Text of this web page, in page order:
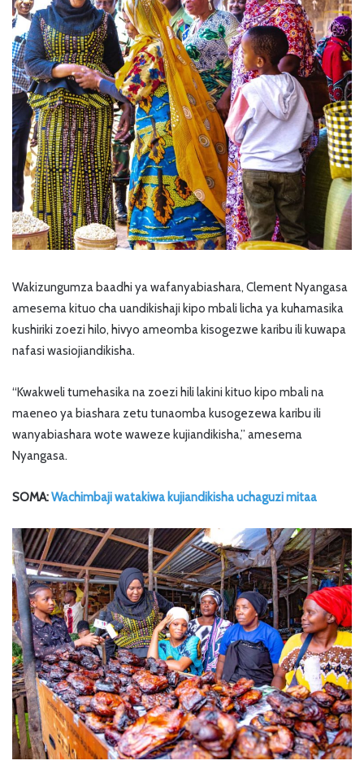
Wakizungumza baadhi ya wafanyabiashara, Clement Nyangasa
amesema kituo cha uandikishaji kipo mbali licha ya kuhamasika
kushiriki zoezi hilo, hivyo ameomba kisogezwe karibu ili kuwapa
nafasi wasiojiandikisha.
“Kwakweli tumehasika na zoezi hili lakini kituo kipo mbali na
maeneo ya biashara zetu tunaomba kusogezewa karibu ili
wanyabiashara wote waweze kujiandikisha,” amesema
Nyangasa.
SOMA:Wachimbaji watakiwa kujiandikisha uchaguzi mitaa